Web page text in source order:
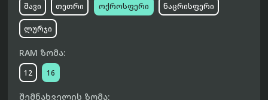
შავი თეთრი ოქროსფერი ნაცრისფერი
ლურჯი
RAM ზომა:
12 16
შემნახველის ზომა: